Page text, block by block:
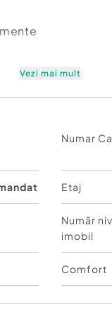
integral de
imediată
covor bituminos
comună
Vezi mai mult
Numar
Etaj
Număr
imobil
Comfort